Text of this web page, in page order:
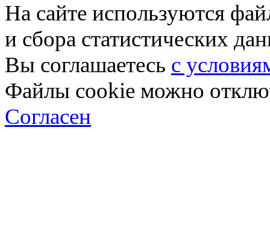
На сайте используются
и сбора статистических
Вы соглашаетесь с
Файлы cookie можно
Согласен